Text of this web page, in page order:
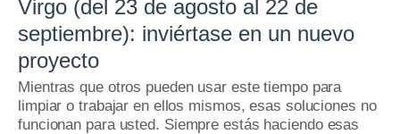
Virgo (del 23 de agosto al 22 de
septiembre): inviértase en un nuevo
proyecto
Mientras que otros pueden usar este tiempo para
limpiar o trabajar en ellos mismos, esas soluciones no
funcionan para usted. Siempre estás haciendo esas